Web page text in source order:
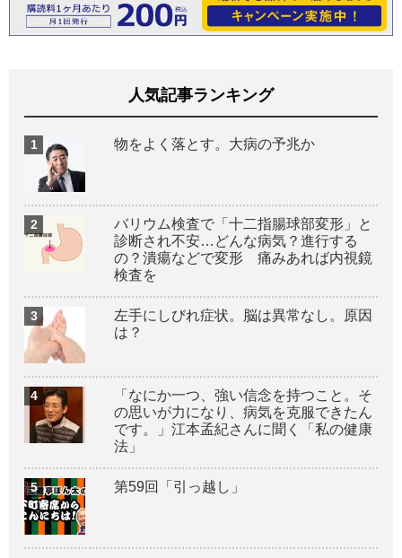
人気記事ランキング
物をよく落とす。大病の予兆か
バリウム検査で「十二指腸球部変形」と
診断され不安…どんな病気？進行する
の？潰瘍などで変形 痛みあれば内視鏡
検査を
左手にしびれ症状。脳は異常なし。原因
は？
「なにか一つ、強い信念を持つこと。そ
の思いが力になり、病気を克服できたん
です。」江本孟紀さんに聞く「私の健康
法」
第59回「引っ越し」